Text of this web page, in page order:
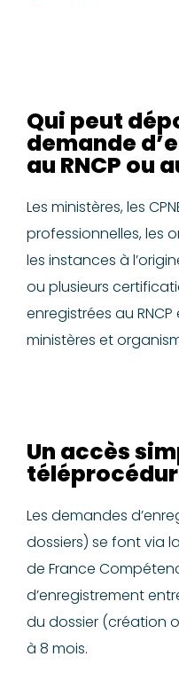
Qui peut
demande
au RNCP ou
Les ministères, les
professionnelles, les
les instances à
ou plusieurs
enregistrées au
ministères et
Un accès
Les demandes
dossiers) se font via
de France
d’enregistrement
du dossier (création
à 8 mois.